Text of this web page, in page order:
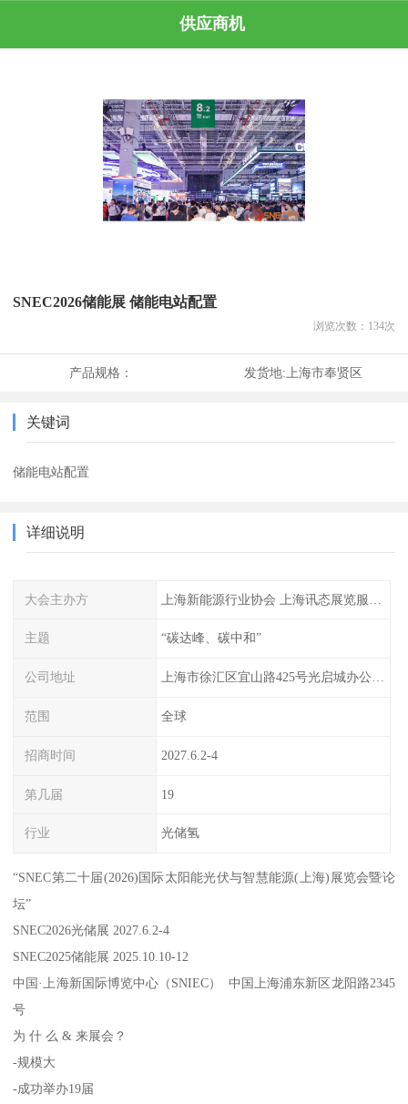
供应商机
SNEC2026储能展 储能电站配置
浏览次数： 134次
产品规格： 发货地:上海市奉贤区
关键词
储能电站配置
详细说明
大会主办方
主题 “碳达峰、碳中和”
公司地址 上海市徐汇区宜山路425号光启城办公楼905-907室
范围 全球
招商时间 2027.6.2-4
第几届 19
行业 光储氢
“SNEC第二十届(2026)国际太阳能光伏与智慧能源(上海)展览会暨论
坛”
SNEC2026光储展 2027.6.2-4
SNEC2025储能展 2025.10.10-12
中国·上海新国际博览中心（SNIEC） 中国上海浦东新区龙阳路2345
号
为 什 么 & 来展会？
-规模大
-成功举办19届